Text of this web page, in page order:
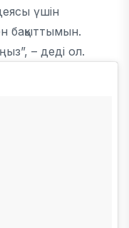
үшін
бақыттымын.
– деді ол.